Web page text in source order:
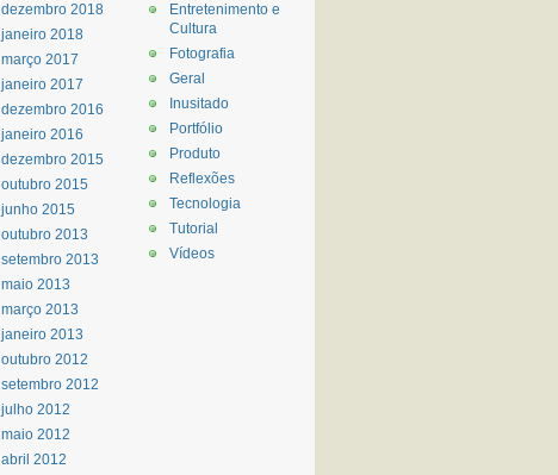
Entretenimento e
Cultura
Fotografia
Geral
Inusitado
Portfólio
Produto
Reflexões
Tecnologia
Tutorial
Vídeos
dezembro 2018
janeiro 2018
março 2017
janeiro 2017
dezembro 2016
janeiro 2016
dezembro 2015
outubro 2015
junho 2015
outubro 2013
setembro 2013
maio 2013
março 2013
janeiro 2013
outubro 2012
setembro 2012
julho 2012
maio 2012
abril 2012